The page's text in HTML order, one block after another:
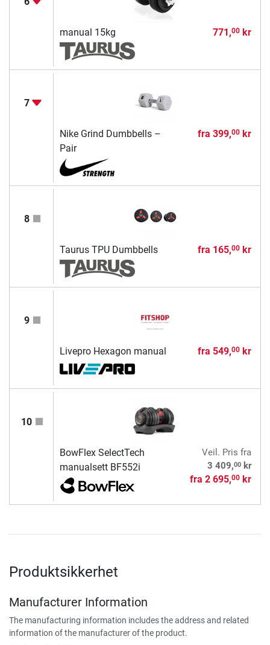
manual 15kg 771,00kr
7
Nike Grind Dumbbells –
Pair
fra 399,00kr
8
Taurus TPU Dumbbells fra 165,00kr
9
Livepro Hexagon manual fra 549,00kr
10
BowFlex SelectTech
manualsett BF552i
Veil. Pris fra
3 409,00kr
fra 2 695,00kr
Produktsikkerhet
Manufacturer Information
The manufacturing information includes the address and related
information of the manufacturer of the product.